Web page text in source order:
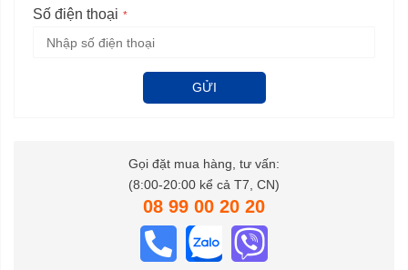
Số điện thoại
GỬI
Gọi đặt mua hàng, tư vấn:
(8:00-20:00 kể cả T7, CN)
08 99 00 20 20